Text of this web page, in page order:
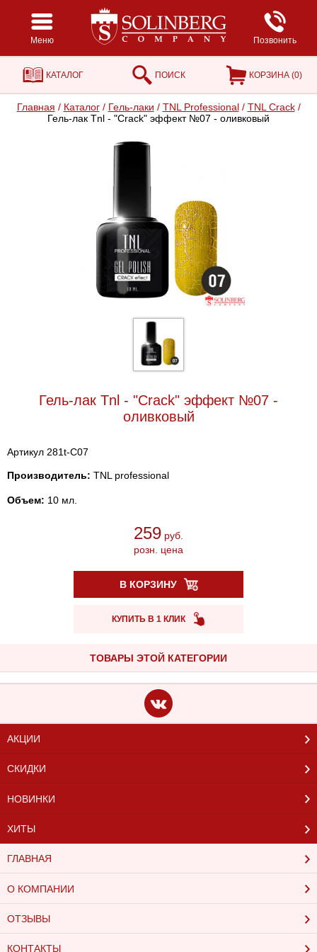
Меню Позвонить
КАТАЛОГ ПОИСК КОРЗИНА (0)
Главная / Каталог / Гель-лаки / TNL Professional / TNL Crack /
Гель-лак Tnl - "Crack" эффект №07 - оливковый
Гель-лак Tnl - "Crack" эффект №07 -
оливковый
Артикул 281t-C07
Производитель: TNL professional
Объем: 10 мл.
259 руб.
розн. цена
В КОРЗИНУ
КУПИТЬ В 1 КЛИК
ТОВАРЫ ЭТОЙ КАТЕГОРИИ
АКЦИИ
СКИДКИ
НОВИНКИ
ХИТЫ
ГЛАВНАЯ
О КОМПАНИИ
ОТЗЫВЫ
КОНТАКТЫ